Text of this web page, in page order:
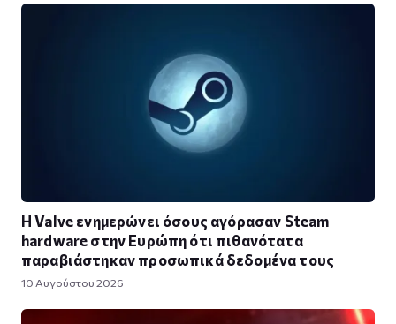
Η Valve ενημερώνει όσους αγόρασαν Steam
hardware στην Ευρώπη ότι πιθανότατα
παραβιάστηκαν προσωπικά δεδομένα τους
10 Αυγούστου 2026